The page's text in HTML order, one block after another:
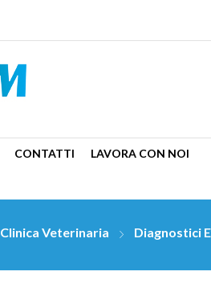
CONTATTI LAVORA CON NOI
Clinica Veterinaria Diagnostici